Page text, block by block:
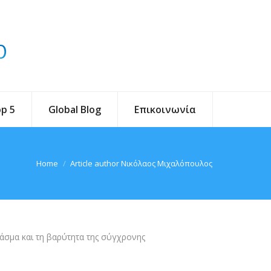
5 Global Blog Επικοινωνία
You are here:
Home Article author Νικόλαος Μιχαλόπουλος
και τη βαρύτητα της σύγχρονης